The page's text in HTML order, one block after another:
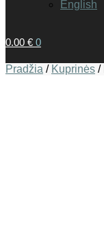
English
0.00 € 0
Pradžia / Kuprinės /